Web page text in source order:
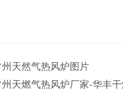
州天然气热风炉图片
州天燃气热风炉厂家-华丰干